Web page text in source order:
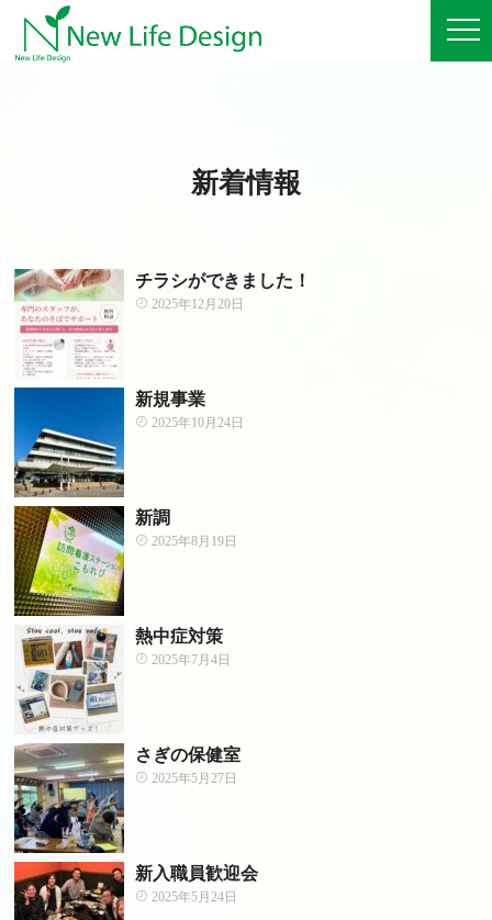
新着情報
チラシができました！
2025年12月20日
新規事業
2025年10月24日
新調
2025年8月19日
熱中症対策
2025年7月4日
さぎの保健室
2025年5月27日
新入職員歓迎会
2025年5月24日